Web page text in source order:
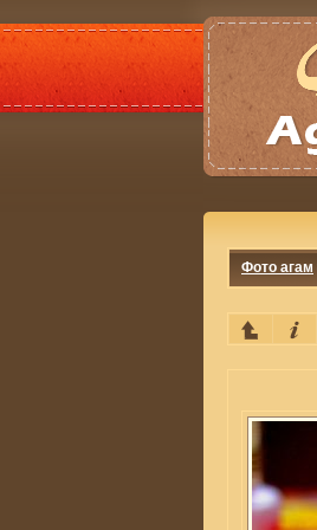
Фото агам